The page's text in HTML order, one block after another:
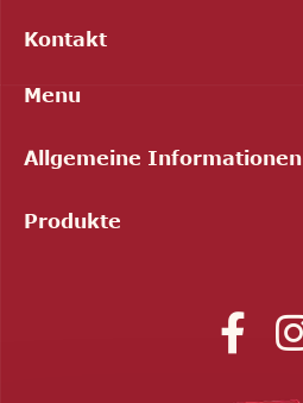
Kontakt
Menu
Allgemeine Informationen
Produkte